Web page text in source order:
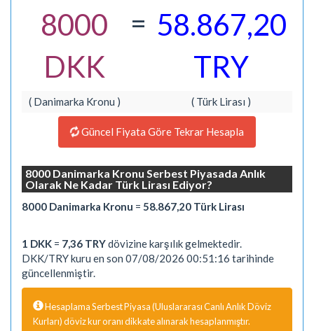
8000
DKK
= 58.867,20
TRY
( Danimarka Kronu ) ( Türk Lirası )
Güncel Fiyata Göre Tekrar Hesapla
8000 Danimarka Kronu Serbest Piyasada Anlık
Olarak Ne Kadar Türk Lirası Ediyor?
8000 Danimarka Kronu = 58.867,20 Türk Lirası
1 DKK = 7,36 TRYdövizine karşılık gelmektedir.
DKK/TRY kuru en son 07/08/2026 00:51:16 tarihinde
güncellenmiştir.
Hesaplama Serbest Piyasa (Uluslararası Canlı Anlık Döviz
Kurları) döviz kur oranı dikkate alınarak hesaplanmıştır.